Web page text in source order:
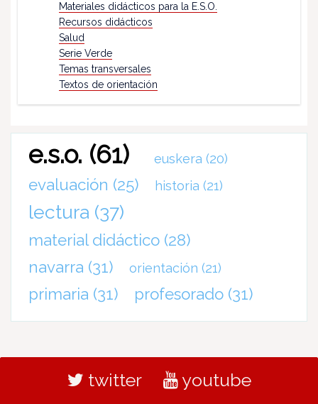
Materiales didácticos para la E.S.O.
Recursos didácticos
Salud
Serie Verde
Temas transversales
Textos de orientación
e.s.o. (61) euskera (20)
evaluación (25) historia (21)
lectura (37)
material didáctico (28)
navarra (31) orientación (21)
primaria (31) profesorado (31)
twitter youtube